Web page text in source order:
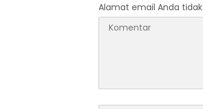
Alamat email Anda